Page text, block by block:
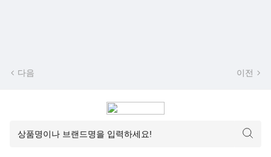
다음 이전